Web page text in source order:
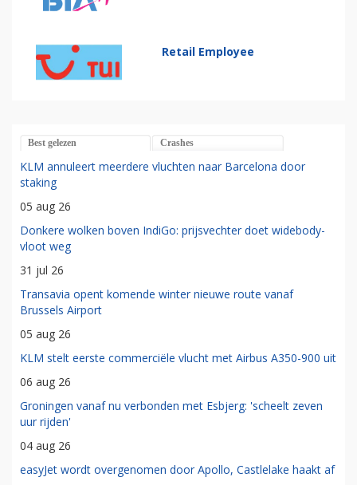
Retail Employee
Best gelezen Crashes
KLM annuleert meerdere vluchten naar Barcelona door
staking
05 aug 26
Donkere wolken boven IndiGo: prijsvechter doet widebody-
vloot weg
31 jul 26
Transavia opent komende winter nieuwe route vanaf
Brussels Airport
05 aug 26
KLM stelt eerste commerciële vlucht met Airbus A350-900 uit
06 aug 26
Groningen vanaf nu verbonden met Esbjerg: 'scheelt zeven
uur rijden'
04 aug 26
easyJet wordt overgenomen door Apollo, Castlelake haakt af